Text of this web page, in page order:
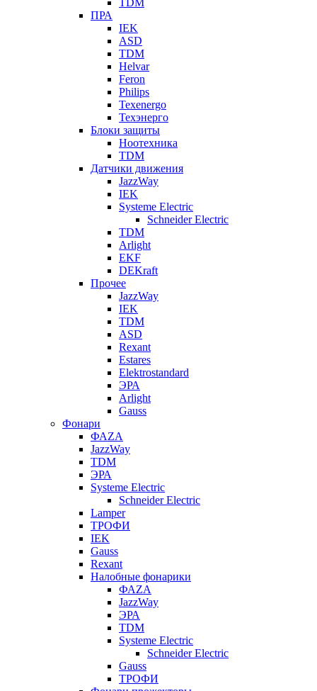
ПРА
IEK
ASD
TDM
Helvar
Feron
Philips
Texenergo
Техэнерго
Блоки защиты
Ноотехника
TDM
Датчики движения
JazzWay
IEK
Systeme Electric
Schneider Electric
TDM
Arlight
EKF
DEKraft
Прочее
JazzWay
IEK
TDM
ASD
Rexant
Estares
Elektrostandard
ЭРА
Arlight
Gauss
Фонари
ФАZА
JazzWay
TDM
ЭРА
Systeme Electric
Schneider Electric
Lamper
ТРОФИ
IEK
Gauss
Rexant
Налобные фонарики
ФАZА
JazzWay
ЭРА
TDM
Systeme Electric
Schneider Electric
Gauss
ТРОФИ